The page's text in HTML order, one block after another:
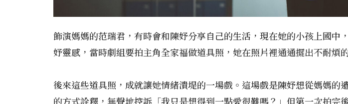
飾演媽媽的范瑞君，有時會和陳妤分享自己的生活，現在她的小孩上國
妤靈感，當時劇組要拍主角全家福做道具照，她在照片裡通通擺出不耐煩
後來這些道具照，成就讓她情緒潰堤的一場戲。這場戲是陳妤想從媽媽
的方式詮釋，無聲地控訴「我只是想得到一點愛很難嗎？」但第一次拍